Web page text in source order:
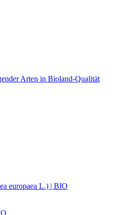
Arten in Bioland-Qualität
europaea L.) | BIO